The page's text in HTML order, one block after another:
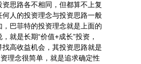
思路各不相同，但都算不上复
人的投资理念与投资思路一般
巴菲特的投资理念就是上面的
就是长期“价值+成长”投资，
高收益机会，其投资思路就是
理念很简单，就是追求确定性